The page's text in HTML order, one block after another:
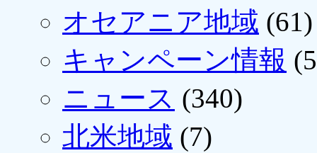
オセアニア地域 (61)
キャンペーン情報
ニュース (340)
北米地域 (7)